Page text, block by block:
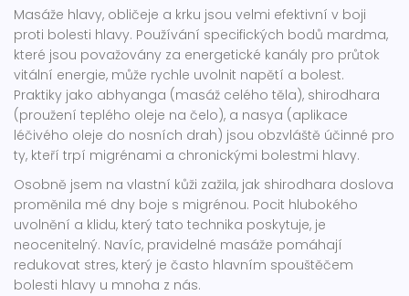
Masáže hlavy, obličeje a krku jsou velmi efektivní v boji
proti bolesti hlavy. Používání specifických bodů mardma,
které jsou považovány za energetické kanály pro průtok
vitální energie, může rychle uvolnit napětí a bolest.
Praktiky jako abhyanga (masáž celého těla), shirodhara
(proužení teplého oleje na čelo), a nasya (aplikace
léčivého oleje do nosních drah) jsou obzvláště účinné pro
ty, kteří trpí migrénami a chronickými bolestmi hlavy.
Osobně jsem na vlastní kůži zažila, jak shirodhara doslova
proměnila mé dny boje s migrénou. Pocit hlubokého
uvolnění a klidu, který tato technika poskytuje, je
neocenitelný. Navíc, pravidelné masáže pomáhají
redukovat stres, který je často hlavním spouštěčem
bolesti hlavy u mnoha z nás.